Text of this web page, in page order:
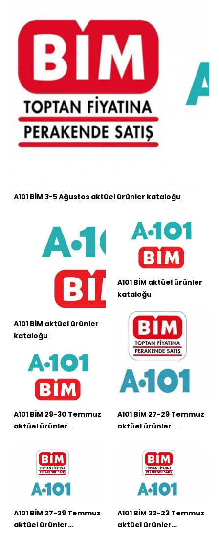
A101 BİM 3-5 Ağustos aktüel ürünler kataloğu
A101 BİM aktüel ürünler
kataloğu
A101 BİM 29-30 Temmuz
aktüel ürünler
A101 BİM aktüel ürünler
kataloğu
A101 BİM 27-29 Temmuz
aktüel ürünler
A101 BİM 27-29 Temmuz
aktüel ürünler
A101 BİM 22-23 Temmuz
aktüel ürünler